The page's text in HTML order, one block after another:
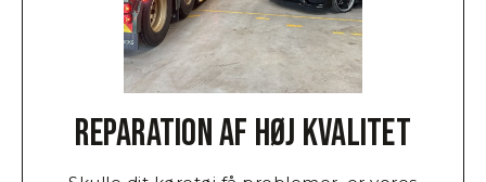
Reparation af høj kvalitet